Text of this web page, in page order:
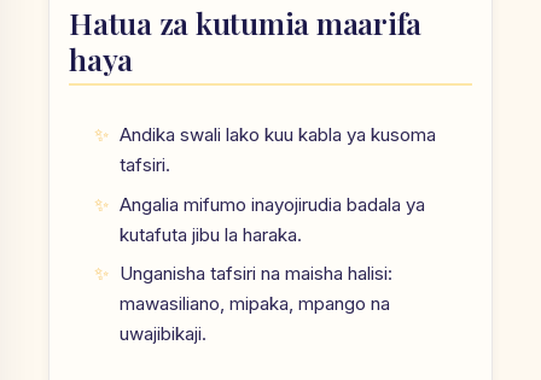
Hatua za kutumia maarifa
haya
Andika swali lako kuu kabla ya kusoma
tafsiri.
Angalia mifumo inayojirudia badala ya
kutafuta jibu la haraka.
Unganisha tafsiri na maisha halisi:
mawasiliano, mipaka, mpango na
uwajibikaji.